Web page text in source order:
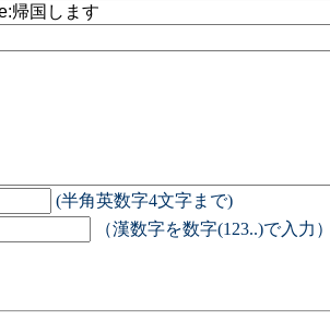
(半角英数字4文字まで)
（漢数字を数字(123..)で入力）